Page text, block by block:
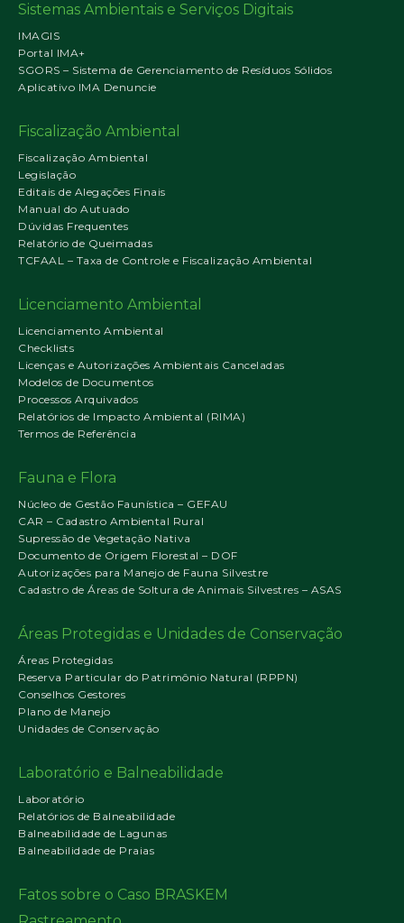
Sistemas Ambientais e Serviços Digitais
IMAGIS
Portal IMA+
SGORS – Sistema de Gerenciamento de Resíduos Sólidos
Aplicativo IMA Denuncie
Fiscalização Ambiental
Fiscalização Ambiental
Legislação
Editais de Alegações Finais
Manual do Autuado
Dúvidas Frequentes
Relatório de Queimadas
TCFAAL – Taxa de Controle e Fiscalização Ambiental
Licenciamento Ambiental
Licenciamento Ambiental
Checklists
Licenças e Autorizações Ambientais Canceladas
Modelos de Documentos
Processos Arquivados
Relatórios de Impacto Ambiental (RIMA)
Termos de Referência
Fauna e Flora
Núcleo de Gestão Faunística – GEFAU
CAR – Cadastro Ambiental Rural
Supressão de Vegetação Nativa
Documento de Origem Florestal – DOF
Autorizações para Manejo de Fauna Silvestre
Cadastro de Áreas de Soltura de Animais Silvestres – ASAS
Áreas Protegidas e Unidades de Conservação
Áreas Protegidas
Reserva Particular do Patrimônio Natural (RPPN)
Conselhos Gestores
Plano de Manejo
Unidades de Conservação
Laboratório e Balneabilidade
Laboratório
Relatórios de Balneabilidade
Balneabilidade de Lagunas
Balneabilidade de Praias
Fatos sobre o Caso BRASKEM